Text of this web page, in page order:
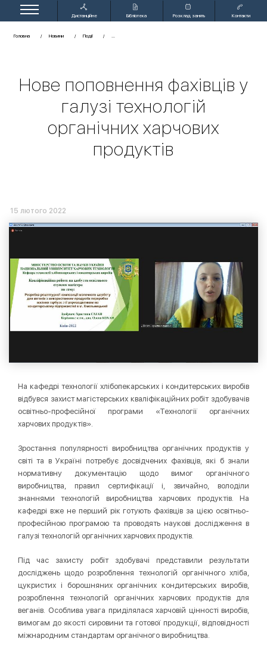
Дистанційне
Бібліотека Розклад занять Контакти
Головна Новини Події
Нове поповнення фахівців у
галузі технологій
органічних харчових
продуктів
15 лютого 2022
На кафедрі технології хлібопекарських і кондитерських виробів
відбувся захист магістерських кваліфікаційних робіт здобувачів
освітньо-професійної програми «Технології органічних
харчових продуктів».
Зростання популярності виробництва органічних продуктів у
світі та в Україні потребує досвідчених фахівців, які б знали
нормативну документацію щодо вимог органічного
виробництва, правил сертифікації і, звичайно, володіли
знаннями технологій виробництва харчових продуктів. На
кафедрі вже не перший рік готують фахівців за цією освітньо-
професійною програмою та проводять наукові дослідження в
галузі технологій органічних харчових продуктів.
Під час захисту робіт здобувачі представили результати
досліджень щодо розроблення технологій органічного хліба,
цукристих і борошняних органічних кондитерських виробів,
розроблення технологій органічних харчових продуктів для
веганів. Особлива увага приділялася харчовій цінності виробів,
вимогам до якості сировини та готової продукції, відповідності
міжнародним стандартам органічного виробництва.